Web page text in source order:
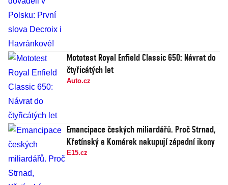
Mototest Royal Enfield Classic 650: Návrat do
čtyřicátých let
Auto.cz
Emancipace českých miliardářů. Proč Strnad,
Křetínský a Komárek nakupují západní ikony
E15.cz